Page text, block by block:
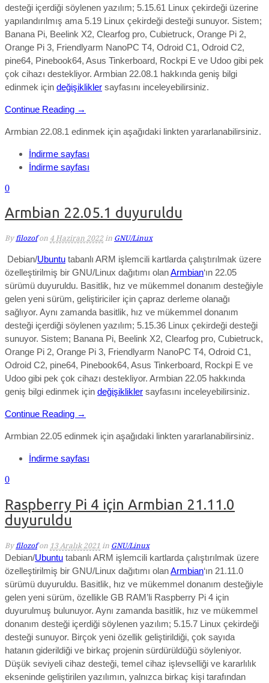
desteği içerdiği söylenen yazılım; 5.15.61 Linux çekirdeği üzerine
yapılandırılmış ama 5.19 Linux çekirdeği desteği sunuyor. Sistem;
Banana Pi, Beelink X2, Clearfog pro, Cubietruck, Orange Pi 2,
Orange Pi 3, Friendlyarm NanoPC T4, Odroid C1, Odroid C2,
pine64, Pinebook64, Asus Tinkerboard, Rockpi E ve Udoo gibi pek
çok cihazı destekliyor. Armbian 22.08.1 hakkında geniş bilgi
edinmek için değişiklikler sayfasını inceleyebilirsiniz.
Continue Reading →
Armbian 22.08.1 edinmek için aşağıdaki linkten yararlanabilirsiniz.
İndirme sayfası
İndirme sayfası
0
Armbian 22.05.1 duyuruldu
By filozof on 4 Haziran 2022 in GNU/Linux
Debian/Ubuntu tabanlı ARM işlemcili kartlarda çalıştırılmak üzere
özelleştirilmiş bir GNU/Linux dağıtımı olanArmbian‘ın 22.05
sürümü duyuruldu. Basitlik, hız ve mükemmel donanım desteğiyle
gelen yeni sürüm, geliştiriciler için çapraz derleme olanağı
sağlıyor. Aynı zamanda basitlik, hız ve mükemmel donanım
desteği içerdiği söylenen yazılım; 5.15.36 Linux çekirdeği desteği
sunuyor. Sistem; Banana Pi, Beelink X2, Clearfog pro, Cubietruck,
Orange Pi 2, Orange Pi 3, Friendlyarm NanoPC T4, Odroid C1,
Odroid C2, pine64, Pinebook64, Asus Tinkerboard, Rockpi E ve
Udoo gibi pek çok cihazı destekliyor. Armbian 22.05 hakkında
geniş bilgi edinmek için değişiklikler sayfasını inceleyebilirsiniz.
Continue Reading →
Armbian 22.05 edinmek için aşağıdaki linkten yararlanabilirsiniz.
İndirme sayfası
0
Raspberry Pi 4 için Armbian 21.11.0
duyuruldu
By filozof on 13 Aralık 2021 in GNU/Linux
Debian/Ubuntu tabanlı ARM işlemcili kartlarda çalıştırılmak üzere
özelleştirilmiş bir GNU/Linux dağıtımı olanArmbian‘ın 21.11.0
sürümü duyuruldu. Basitlik, hız ve mükemmel donanım desteğiyle
gelen yeni sürüm, özellikle GB RAM’li Raspberry Pi 4 için
duyurulmuş bulunuyor. Aynı zamanda basitlik, hız ve mükemmel
donanım desteği içerdiği söylenen yazılım; 5.15.7 Linux çekirdeği
desteği sunuyor. Birçok yeni özellik geliştirildiği, çok sayıda
hatanın giderildiği ve birkaç projenin sürdürüldüğü söyleniyor.
Düşük seviyeli cihaz desteği, temel cihaz işlevselliği ve kararlılık
ekseninde geliştirilen yazılımın, yalnızca birkaç kişi tarafından